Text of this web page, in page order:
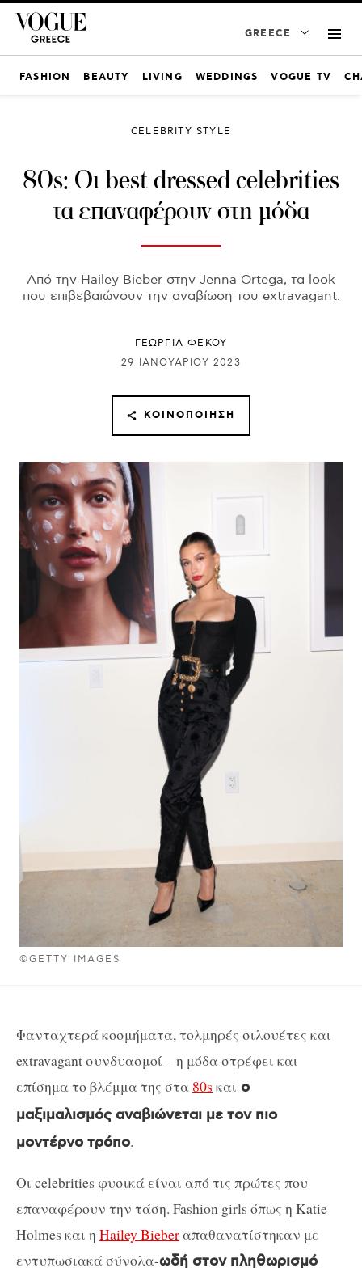
GREECE
FASHION BEAUTY LIVING WEDDINGS VOGUE TV
©GETTY IMAGES
CELEBRITY STYLE
80s: Οι best dressed celebrities
τα επαναφέρουν στη μόδα
Από την Hailey Bieber στην Jenna Ortega, τα look
που επιβεβαιώνουν την αναβίωση του extravagant.
ΓΕΩΡΓΙΑ ΦΕΚΟΥ
29 ΙΑΝΟΥΑΡΊΟΥ 2023
ΚΟΙΝΟΠΟΊΗΣΗ
Φανταχτερά κοσμήματα, τολμηρές σιλουέτες και
extravagant συνδυασμοί – η μόδα στρέφει και
επίσημα το βλέμμα της στα 80s και ο
μαξιμαλισμός αναβιώνεται με τον πιο
μοντέρνο τρόπο.
Οι celebrities φυσικά είναι από τις πρώτες που
επαναφέρουν την τάση. Fashion girls όπως η Katie
Holmes και η Hailey Bieberαπαθανατίστηκαν με
εντυπωσιακά σύνολα-ωδή στον πληθωρισμό